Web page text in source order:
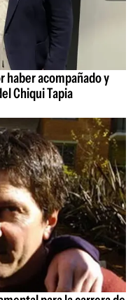
haber acompañado y
Chiqui Tapia